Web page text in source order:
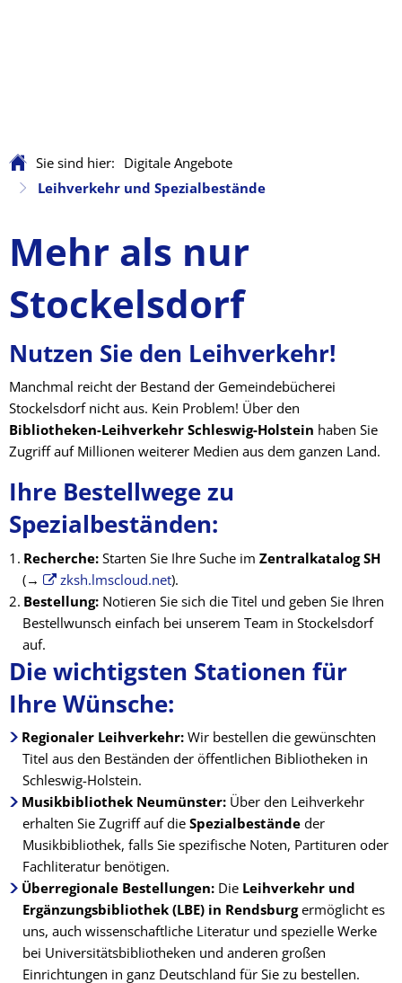
Sie sind hier: Digitale Angebote
Leihverkehr und Spezialbestände
Mehr als nur
Stockelsdorf
Nutzen Sie den Leihverkehr!
Manchmal reicht der Bestand der Gemeindebücherei
Stockelsdorf nicht aus. Kein Problem! Über den
Bibliotheken-Leihverkehr Schleswig-Holstein haben Sie
Zugriff auf Millionen weiterer Medien aus dem ganzen Land.
Ihre Bestellwege zu
Spezialbeständen:
Recherche: Starten Sie Ihre Suche im Zentralkatalog SH
(→
zksh.lmscloud.net).
Bestellung: Notieren Sie sich die Titel und geben Sie Ihren
Bestellwunsch einfach bei unserem Team in Stockelsdorf
auf.
Die wichtigsten Stationen für
Ihre Wünsche:
Regionaler Leihverkehr: Wir bestellen die gewünschten
Titel aus den Beständen der öffentlichen Bibliotheken in
Schleswig-Holstein.
Musikbibliothek Neumünster: Über den Leihverkehr
erhalten Sie Zugriff auf die Spezialbestände der
Musikbibliothek, falls Sie spezifische Noten, Partituren oder
Fachliteratur benötigen.
Überregionale Bestellungen: Die Leihverkehr und
Ergänzungsbibliothek (LBE) in Rendsburgermöglicht es
uns, auch wissenschaftliche Literatur und spezielle Werke
bei Universitätsbibliotheken und anderen großen
Einrichtungen in ganz Deutschland für Sie zu bestellen.